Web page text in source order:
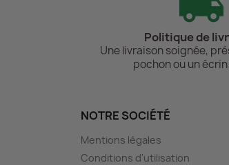
Politique de
Une livraison soignée,
pochon ou un
NOTRE SOCIÉTÉ
Mentions légales
Conditions d'utilisation